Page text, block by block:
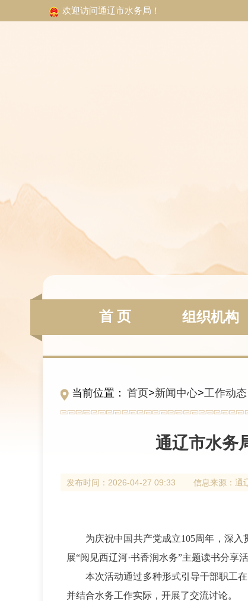
欢迎访问通辽市水务局！
首 页 组织机构
当前位置： 首页>新闻中心>工作动态
通辽市水务
发布时间： 2026-04-27 09:33 信息来源： 通
为庆祝中国共产党成立105周年，深入
展“阅见西辽河·书香润水务”主题读书分享
本次活动通过多种形式引导干部职工
并结合水务工作实际，开展了交流讨论。